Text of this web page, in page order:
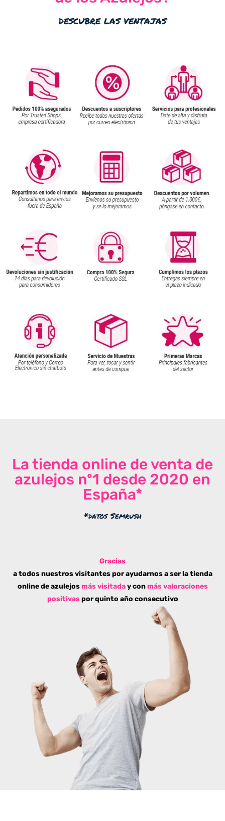
descubre las ventajas
La tienda online de venta de
azulejos nº1 desde 2020 en
España*
*datos Semrush
Gracias
a todos nuestros visitantes por ayudarnos a ser la tienda
online de azulejos más visitaday conmás valoraciones
positivaspor quinto año consecutivo